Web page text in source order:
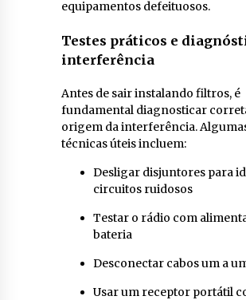
equipamentos defeituosos.
Testes práticos e
interferência
Antes de sair instalando filtros, é
fundamental diagnosticar
origem da interferência.
técnicas úteis incluem:
Desligar disjuntores para
circuitos ruidosos
Testar o rádio com
bateria
Desconectar cabos um a
Usar um receptor portátil